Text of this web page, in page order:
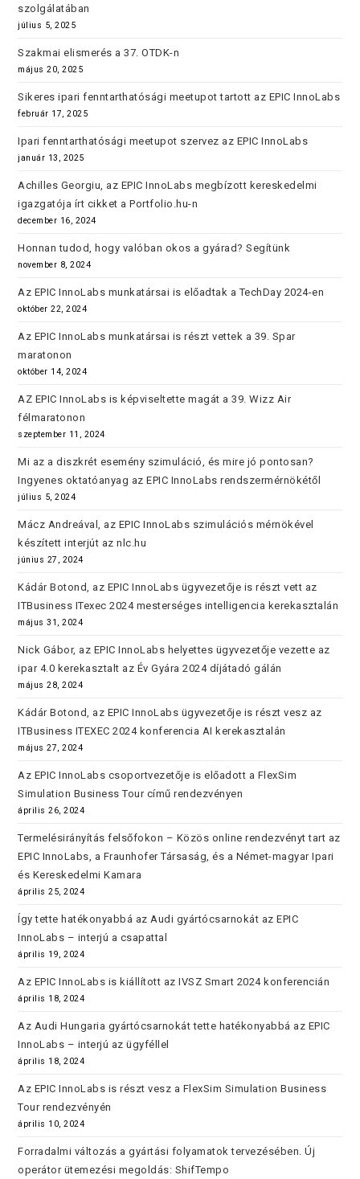
szolgálatában
július 5, 2025
Szakmai elismerés a 37. OTDK-n
május 20, 2025
Sikeres ipari fenntarthatósági meetupot tartott az EPIC InnoLabs
február 17, 2025
Ipari fenntarthatósági meetupot szervez az EPIC InnoLabs
január 13, 2025
Achilles Georgiu, az EPIC InnoLabs megbízott kereskedelmi
igazgatója írt cikket a Portfolio.hu-n
december 16, 2024
Honnan tudod, hogy valóban okos a gyárad? Segítünk
november 8, 2024
Az EPIC InnoLabs munkatársai is előadtak a TechDay 2024-en
október 22, 2024
Az EPIC InnoLabs munkatársai is részt vettek a 39. Spar
maratonon
október 14, 2024
AZ EPIC InnoLabs is képviseltette magát a 39. Wizz Air
félmaratonon
szeptember 11, 2024
Mi az a diszkrét esemény szimuláció, és mire jó pontosan?
Ingyenes oktatóanyag az EPIC InnoLabs rendszermérnökétől
július 5, 2024
Mácz Andreával, az EPIC InnoLabs szimulációs mérnökével
készített interjút az nlc.hu
június 27, 2024
Kádár Botond, az EPIC InnoLabs ügyvezetője is részt vett az
ITBusiness ITexec 2024 mesterséges intelligencia kerekasztalán
május 31, 2024
Nick Gábor, az EPIC InnoLabs helyettes ügyvezetője vezette az
ipar 4.0 kerekasztalt az Év Gyára 2024 díjátadó gálán
május 28, 2024
Kádár Botond, az EPIC InnoLabs ügyvezetője is részt vesz az
ITBusiness ITEXEC 2024 konferencia AI kerekasztalán
május 27, 2024
Az EPIC InnoLabs csoportvezetője is előadott a FlexSim
Simulation Business Tour című rendezvényen
április 26, 2024
Termelésirányítás felsőfokon – Közös online rendezvényt tart az
EPIC InnoLabs, a Fraunhofer Társaság, és a Német-magyar Ipari
és Kereskedelmi Kamara
április 25, 2024
Így tette hatékonyabbá az Audi gyártócsarnokát az EPIC
InnoLabs – interjú a csapattal
április 19, 2024
Az EPIC InnoLabs is kiállított az IVSZ Smart 2024 konferencián
április 18, 2024
Az Audi Hungaria gyártócsarnokát tette hatékonyabbá az EPIC
InnoLabs – interjú az ügyféllel
április 18, 2024
Az EPIC InnoLabs is részt vesz a FlexSim Simulation Business
Tour rendezvényén
április 10, 2024
Forradalmi változás a gyártási folyamatok tervezésében. Új
operátor ütemezési megoldás: ShifTempo